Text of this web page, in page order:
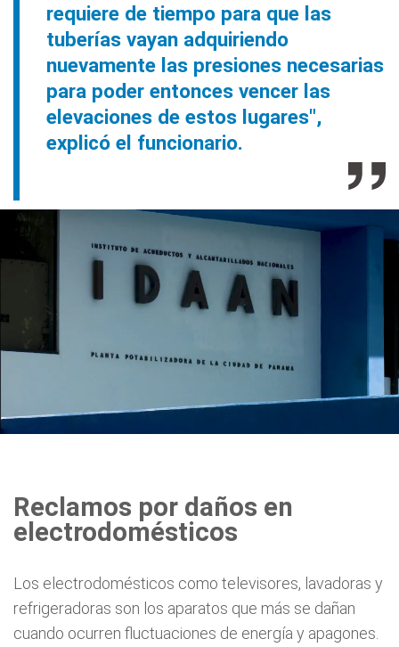
requiere de tiempo para que las
tuberías vayan adquiriendo
nuevamente las presiones necesarias
para poder entonces vencer las
elevaciones de estos lugares",
explicó el funcionario.
Reclamos por daños en
electrodomésticos
Los electrodomésticos como televisores, lavadoras y
refrigeradoras son los aparatos que más se dañan
cuando ocurren fluctuaciones de energía y apagones.